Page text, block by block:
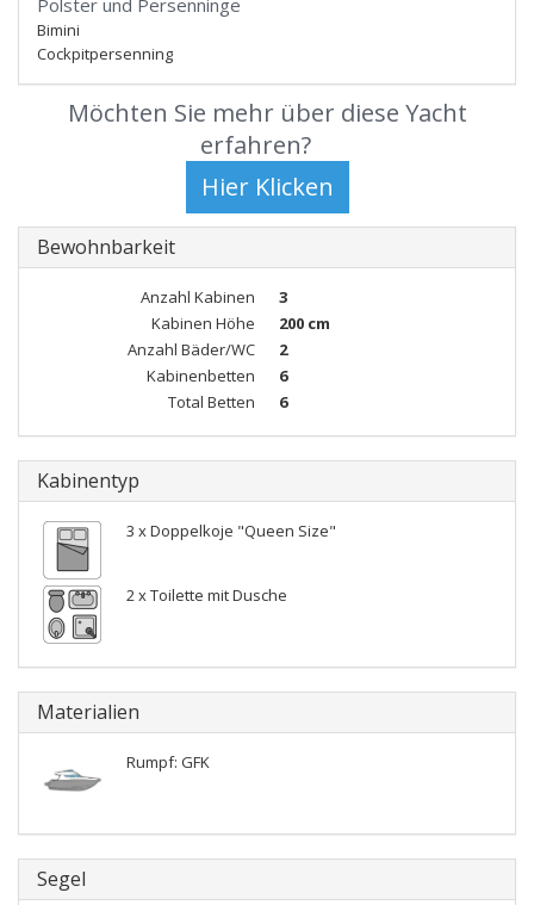
Polster und Persenninge
Bimini
Cockpitpersenning
Möchten Sie mehr über diese Yacht
erfahren?
Bewohnbarkeit
Anzahl Kabinen
3
Kabinen Höhe
200 cm
Anzahl Bäder/WC
2
Kabinenbetten
6
Total Betten
6
Kabinentyp
3 x Doppelkoje "Queen Size"
2 x Toilette mit Dusche
Materialien
Rumpf: GFK
Segel